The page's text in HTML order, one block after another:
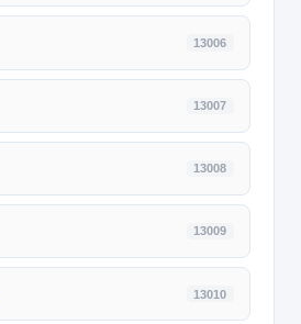
13006
13007
13008
13009
13010